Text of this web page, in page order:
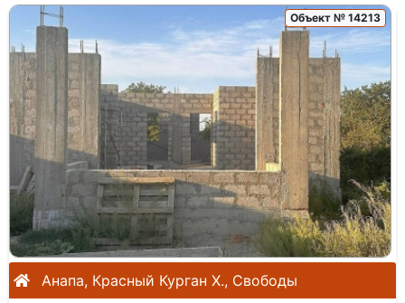
Объект № 14213
Анапа, Красный Курган Х., Свободы